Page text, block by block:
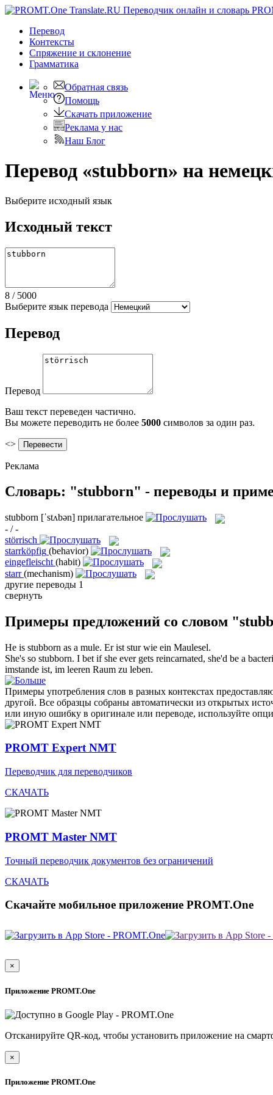
Перевод
Контексты
Спряжение и склонение
Грамматика
Обратная связь
Помощь
Скачать приложение
Реклама у нас
Наш Блог
Перевод «stubborn» на
Выберите исходный язык
Исходный текст
8 / 5000
Выберите язык перевода
Перевод
Перевод
Ваш текст переведен частично.
Вы можете переводить не более 5000 символов за один раз.
<>
Реклама
Словарь: "stubborn" - переводы и
stubborn [ˈstʌbən] прилагательное
- / -
störrisch
starrköpfig (behavior)
eingefleischt (habit)
starr (mechanism)
другие переводы 1
свернуть
Примеры предложений со словом
He is stubborn as a mule. Er ist stur wie ein Maulesel.
She's so stubborn. I bet if she ever gets reincarnated, she'd be a
imstande ist, im leeren Raum zu leben.
Примеры употребления слов в разных контекстах
другой. Все образцы собраны автоматически из открытых
или иную ошибку в оригинале или переводе, используйте
PROMT Expert NMT
Переводчик для переводчиков
СКАЧАТЬ
PROMT Master NMT
Точный переводчик документов без ограничений
СКАЧАТЬ
Скачайте мобильное приложение PROMT.One
×
Приложение PROMT.One
Отсканируйте QR-код, чтобы установить приложение на
×
Приложение PROMT.One